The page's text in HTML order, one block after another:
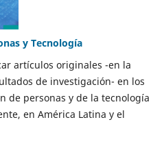
y Tecnología
artículos originales -en la
de investigación- en los
de personas y de la tecnología
en América Latina y el